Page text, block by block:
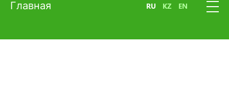
Главная RU KZ EN